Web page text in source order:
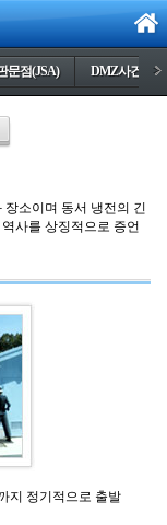
문점(JSA) DMZ사건들 >
소이며 동서 냉전의 긴
사를 상징적으로 증언
지 정기적으로 출발